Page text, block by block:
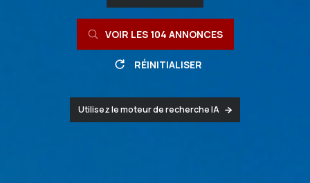
VOIR LES 104 ANNONCES
RÉINITIALISER
Utilisez le moteur de recherche IA